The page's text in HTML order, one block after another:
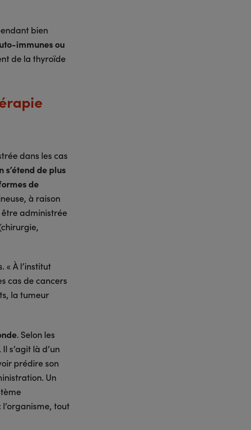
bien
immunes ou
de la thyroïde
dans les cas
s’étend de plus
de
à raison
être administrée
« À l’institut
cas de cancers
la tumeur
. Selon les
s’agit là d’un
prédire son
Un
tout